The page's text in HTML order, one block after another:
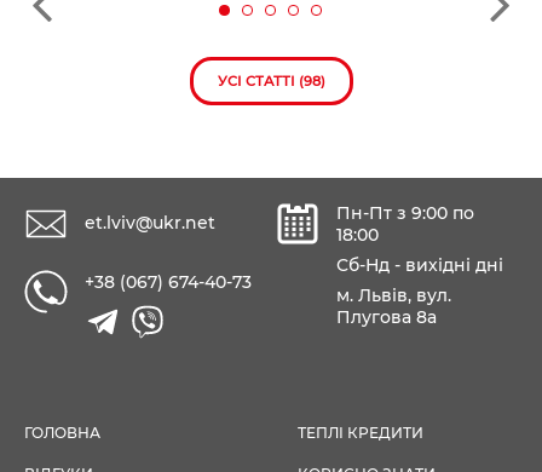
УСІ СТАТТІ (98)
et.lviv@ukr.net
+38 (067) 674-40-73
Пн-Пт з 9:00 по
18:00
Сб-Нд - вихідні дні
м. Львів, вул.
Плугова 8а
ГОЛОВНА ТЕПЛІ КРЕДИТИ